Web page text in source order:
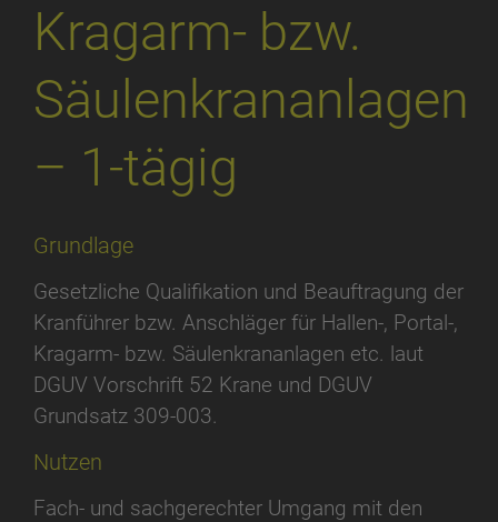
Kragarm- bzw.
Säulenkrananlagen
– 1-tägig
Grundlage
Gesetzliche Qualifikation und Beauftragung der
Kranführer bzw. Anschläger für Hallen-, Portal-,
Kragarm- bzw. Säulenkrananlagen etc. laut
DGUV Vorschrift 52 Krane und DGUV
Grundsatz 309-003.
Nutzen
Fach- und sachgerechter Umgang mit den